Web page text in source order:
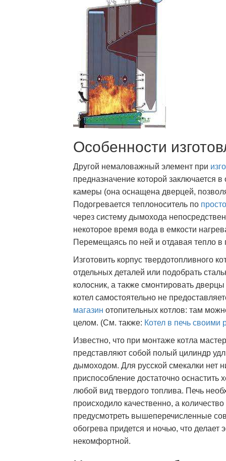
Особенности
Другой немаловажный элемент при
предназначение которой заключается
камеры (она оснащена дверцей,
Подогревается теплоноситель по
через систему дымохода
некоторое время вода в емкости
Перемещаясь по ней и отдавая тепло
Изготовить корпус твердотопливного
отдельных деталей или подобрать
колосник, а также смонтировать
котел самостоятельно не
магазин отопительных котлов: там
целом. (См. также: Котел в печь своими
Известно, что при монтаже котла
представляют собой полый цилиндр
дымоходом. Для русской смекалки нет
приспособление достаточно
любой вид твердого топлива. Печь
происходило качественно, а
предусмотреть вышеперечисленные
обогрева придется и ночью, что делает
некомфортной.